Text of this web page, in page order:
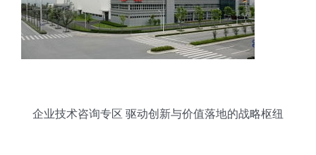
企业技术咨询专区 驱动创新与价值落地的战略枢纽